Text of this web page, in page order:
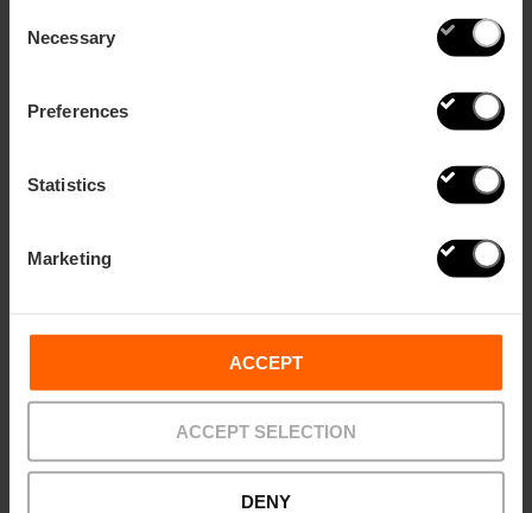
Selection
Necessary
Preferences
Statistics
Marketing
ACCEPT
ACCEPT SELECTION
DENY